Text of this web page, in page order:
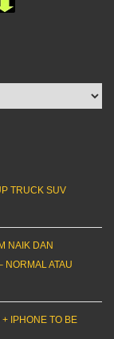
TRUCK SUV
NAIK DAN
NORMAL ATAU
IPHONE TO BE